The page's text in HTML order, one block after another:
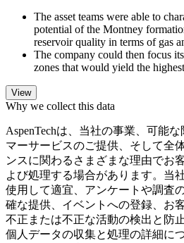
The asset teams were able to
potential of the Montney
reservoir quality in terms of gas
The company could then focus
zones that would yield the
Why we collect this data
AspenTechは、当社の事業、可能
マーサービスのご提供、そして全
ンスに関わるさまざまな理由でお
よび処理する場合があります。当
使用して適宜、アンケートや調査
確な提供、イベントへの登録、お
不正または不正な活動の検出と防
個人データの収集と処理の詳細に